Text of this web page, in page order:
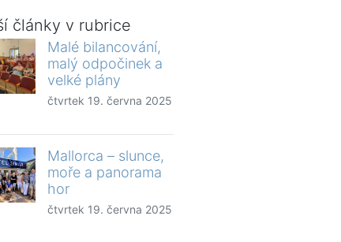
články v rubrice
Malé bilancování,
malý odpočinek a
velké plány
čtvrtek 19. června 2025
Mallorca – slunce,
moře a panorama
hor
čtvrtek 19. června 2025